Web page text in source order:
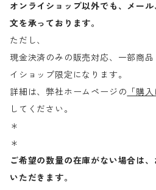
オンライショップ以外でも、メー
文を承っております。
ただし、
現金決済のみの販売対応、一部商
イショップ限定になります。
詳細は、弊社ホームページの 「購
してください。
＊
＊
ご希望の数量の在庫がない場合は
いただきます。